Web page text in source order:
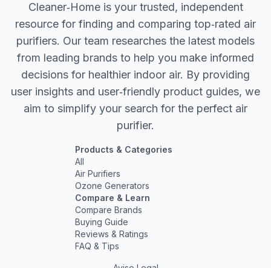
Cleaner‐Home is your trusted, independent
resource for finding and comparing top‐rated air
purifiers. Our team researches the latest models
from leading brands to help you make informed
decisions for healthier indoor air. By providing
user insights and user‐friendly product guides, we
aim to simplify your search for the perfect air
purifier.
Products & Categories
All
Air Purifiers
Ozone Generators
Compare & Learn
Compare Brands
Buying Guide
Reviews & Ratings
FAQ & Tips